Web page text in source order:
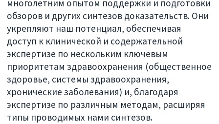
многолетним опытом поддержки и подготовки
обзоров и других синтезов доказательств. Они
укрепляют наш потенциал, обеспечивая
доступ к клинической и содержательной
экспертизе по нескольким ключевым
приоритетам здравоохранения (общественное
здоровье, системы здравоохранения,
хронические заболевания) и, благодаря
экспертизе по различным методам, расширяя
типы проводимых нами синтезов.